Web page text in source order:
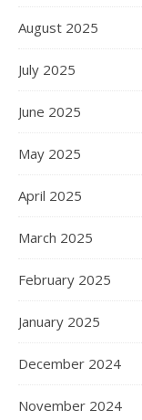
August 2025
July 2025
June 2025
May 2025
April 2025
March 2025
February 2025
January 2025
December 2024
November 2024